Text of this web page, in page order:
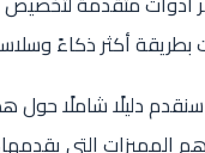
بطريقة أكثر ذكاءً
دليلًا شاملًا حول
المميزات التي